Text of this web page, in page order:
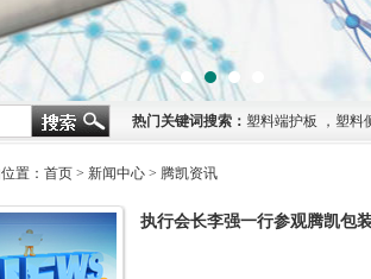
1 2 3
热门关键词搜索： 塑料端护板 ， 塑料
置： 首页 > 新闻中心 > 腾凯资讯
执行会长李强一行参观腾凯包